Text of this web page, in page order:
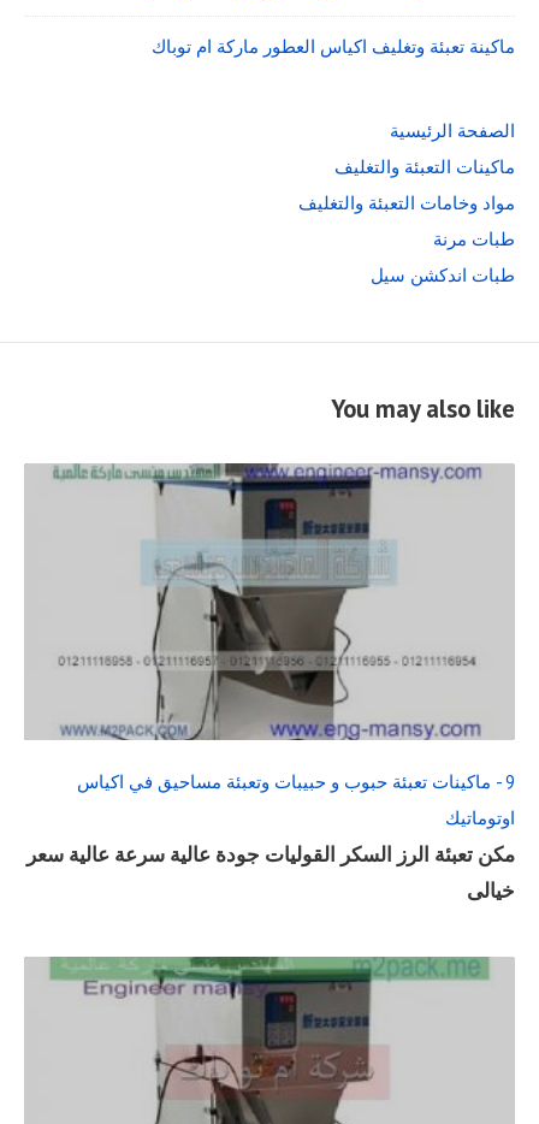
ماكينة تعبئة وتغليف اكياس العطور ماركة ام توباك
الصفحة الرئيسية
ماكينات التعبئة والتغليف
مواد وخامات التعبئة والتغليف
طبات مرنة
طبات اندكشن سيل
You may also like
READ
FULL
POST
9 - ماكينات تعبئة حبوب و حبيبات وتعبئة مساحيق في اكياس
اوتوماتيك
مكن تعبئة الرز السكر القوليات جودة عالية سرعة عالية سعر
خيالى
READ